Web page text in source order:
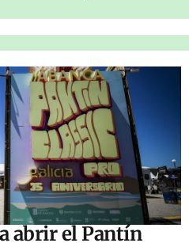
abrir el Pantín